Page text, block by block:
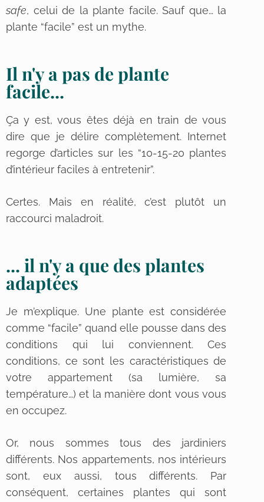
safe, celui de la plante facile. Sauf que… la
plante “facile” est un mythe.
Il n'y a pas de plante
facile...
Ça y est, vous êtes déjà en train de vous
dire que je délire complètement. Internet
regorge d’articles sur les “10-15-20 plantes
d’intérieur faciles à entretenir”.
Certes. Mais en réalité, c’est plutôt un
raccourci maladroit.
... il n'y a que des plantes
adaptées
Je m’explique. Une plante est considérée
comme “facile” quand elle pousse dans des
conditions qui lui conviennent. Ces
conditions, ce sont les caractéristiques de
votre appartement (sa lumière, sa
température…) et la manière dont vous vous
en occupez.
Or, nous sommes tous des jardiniers
différents. Nos appartements, nos intérieurs
sont, eux aussi, tous différents. Par
conséquent, certaines plantes qui sont